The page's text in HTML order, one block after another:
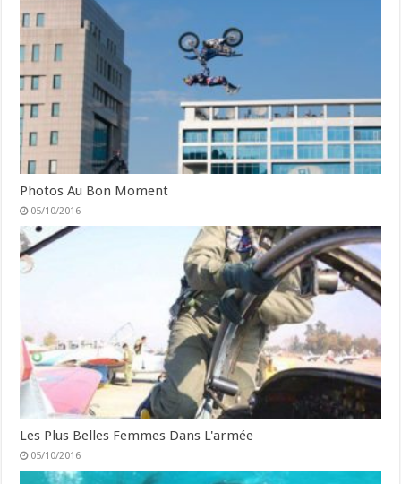
Photos Au Bon Moment
05/10/2016
Les Plus Belles Femmes Dans L'armée
05/10/2016